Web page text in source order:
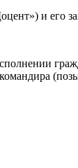
и его